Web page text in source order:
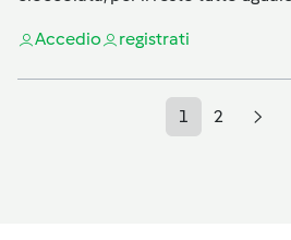
Accedio registrati
1 2